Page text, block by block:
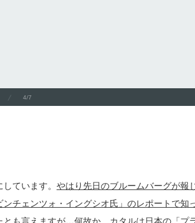
4/7
ています。 やはり先日のブルームバーグが報
チェンツォ・イングシオ氏」のレポートで知
とも言えますが…何故か、カタルは日本の「プ